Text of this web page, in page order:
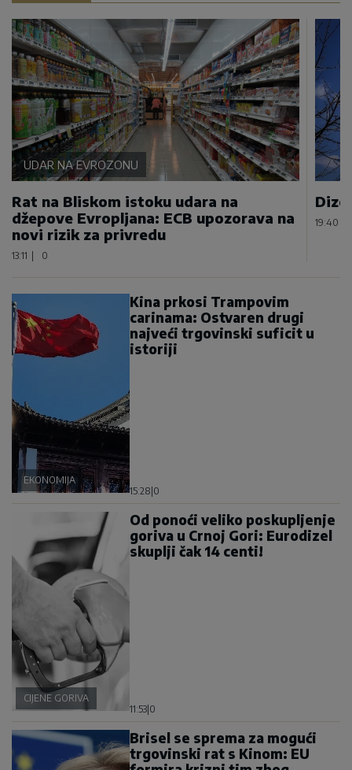
UDAR NA EVROZONU
Rat na Bliskom istoku udara na
džepove Evropljana: ECB upozorava na
novi rizik za privredu
13:11 0
19:40
EKONOMIJA
Kina prkosi Trampovim
carinama: Ostvaren drugi
najveći trgovinski suficit u
istoriji
15:28 0
CIJENE GORIVA
Od ponoći veliko poskupljenje
goriva u Crnoj Gori: Eurodizel
skuplji čak 14 centi!
11:53 0
Brisel se sprema za mogući
trgovinski rat s Kinom: EU